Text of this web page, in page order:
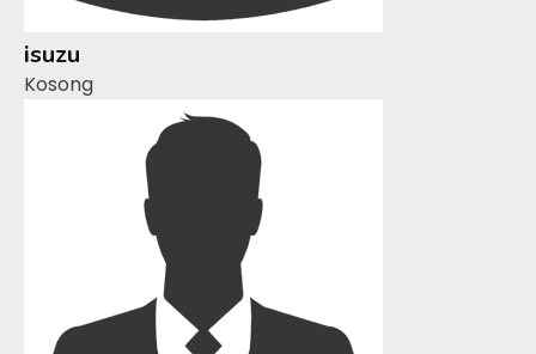
isuzu
Kosong